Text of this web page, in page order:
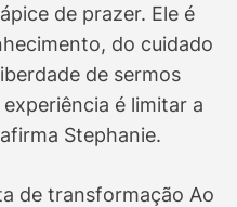
de prazer. Ele é
do cuidado
de sermos
é limitar a
Stephanie.
de transformação Ao